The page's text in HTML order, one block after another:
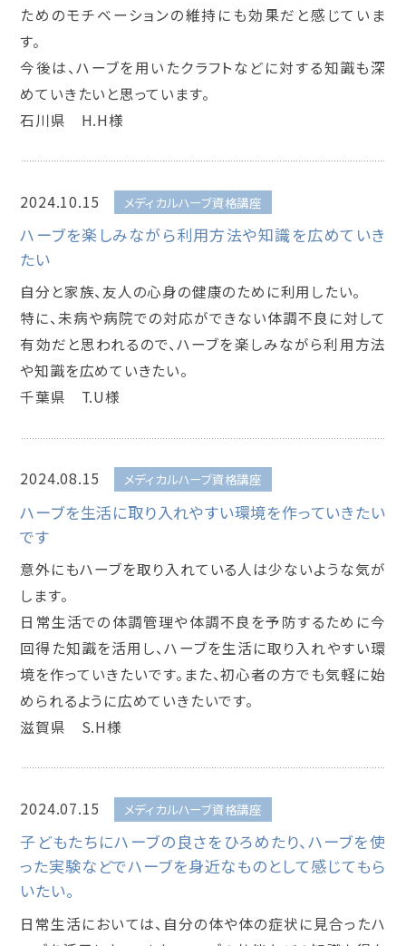
ためのモチベーションの維持にも効果だと感じていま
す。
今後は、ハーブを用いたクラフトなどに対する知識も深
めていきたいと思っています。
石川県 H.H様
2024.10.15 メディカルハーブ資格講座
ハーブを楽しみながら利用方法や知識を広めていき
たい
自分と家族、友人の心身の健康のために利用したい。
特に、未病や病院での対応ができない体調不良に対して
有効だと思われるので、ハーブを楽しみながら利用方法
や知識を広めていきたい。
千葉県 T.U様
2024.08.15 メディカルハーブ資格講座
ハーブを生活に取り入れやすい環境を作っていきたい
です
意外にもハーブを取り入れている人は少ないような気が
します。
日常生活での体調管理や体調不良を予防するために今
回得た知識を活用し、ハーブを生活に取り入れやすい環
境を作っていきたいです。また、初心者の方でも気軽に始
められるように広めていきたいです。
滋賀県 S.H様
2024.07.15 メディカルハーブ資格講座
子どもたちにハーブの良さをひろめたり、ハーブを使
った実験などでハーブを身近なものとして感じてもら
いたい。
日常生活においては、自分の体や体の症状に見合ったハ